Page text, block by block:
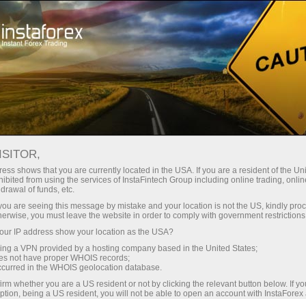
Трейдерам Форекс аналитика
Форекс ТВ
Форекс-видео новости
shows that you are currently located in the USA. If you are a resident of the
from using the services of InstaFintech Group including online trading,
of funds, etc.
are seeing this message by mistake and your location is not the US, kindly
you must leave the website in order to comply with government
IP address show your location as the USA?
a VPN provided by a hosting company based in the United States;
not have proper WHOIS records;
in the WHOIS geolocation database.
whether you are a US resident or not by clicking the relevant button below. If
being a US resident, you will not be able to open an account with InstaForex